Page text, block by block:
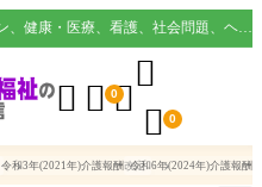
介護保険、福祉情勢、リハビリテーション、健康・医療、看護、社会問題、ヘルスケア業界など様々な切り口から役立つ情報を配信。
  0

 0
令和3年(2021年)介護報酬改定令和6年(2024年)介護報酬